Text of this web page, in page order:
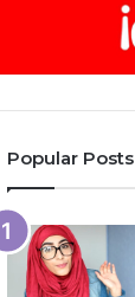
Popular Posts